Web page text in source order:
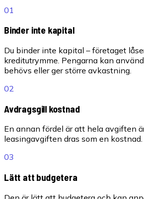
01
Binder inte kapital
Du binder inte kapital – företaget
kreditutrymme. Pengarna kan
behövs eller ger större avkastning.
02
Avdragsgill kostnad
En annan fördel är att hela avgiften
leasingavgiften dras som en kostnad.
03
Lätt att budgetera